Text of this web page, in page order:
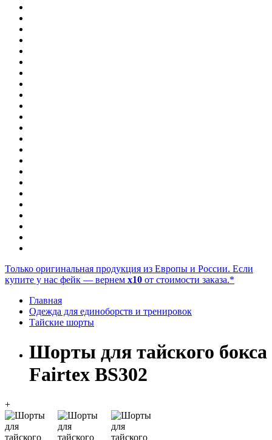
Только оригинальная продукция из Европы и России. Если
купите у нас фейк — вернем x10 от стоимости заказа.*
Главная
Одежда для единоборств и тренировок
Тайские шорты
Шорты для тайского бокса
Fairtex BS302
+